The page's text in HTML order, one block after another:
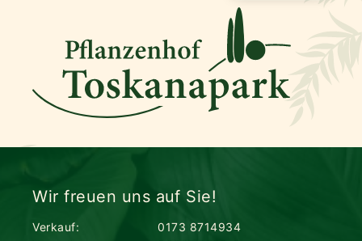
Wir freuen uns auf Sie!
Verkauf:
0173 8714934